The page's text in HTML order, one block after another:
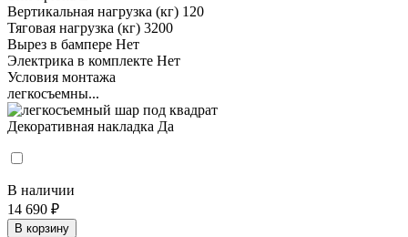
Вертикальная нагрузка (кг) 120
Тяговая нагрузка (кг) 3200
Вырез в бампере Нет
Электрика в комплекте Нет
Условия монтажа
легкосъемны...
Декоративная накладка Да
В наличии
14 690 ₽
В корзину